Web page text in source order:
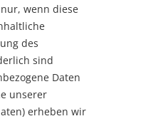
wenn diese
des
sind
Daten
unserer
erheben wir